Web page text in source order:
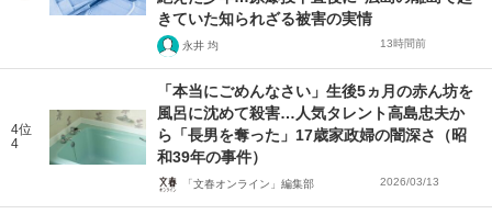
きていた知られざる被害の実情
永井 均 13時間前
4位
4
「本当にごめんなさい」生後5ヵ月の赤ん坊を
風呂に沈めて殺害…人気タレント高島忠夫か
ら「長男を奪った」17歳家政婦の闇深さ（昭
和39年の事件）
「文春オンライン」編集部 2026/03/13